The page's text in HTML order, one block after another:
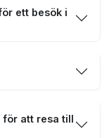
ett besök i
för att resa till